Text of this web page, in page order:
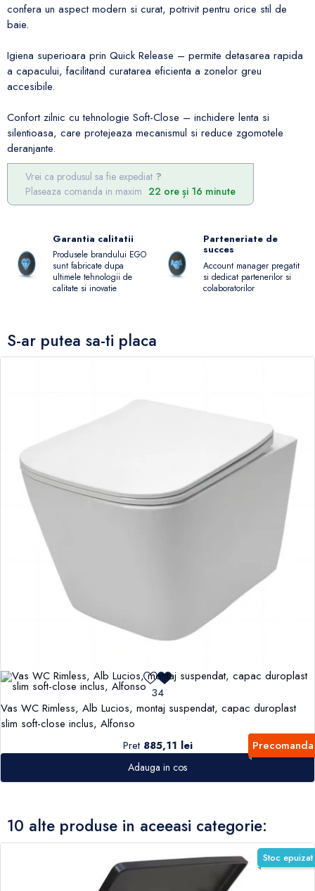
confera un aspect modern si curat, potrivit pentru orice stil de
baie.
Igiena superioara prin Quick Release – permite detasarea rapida
a capacului, facilitand curatarea eficienta a zonelor greu
accesibile.
Confort zilnic cu tehnologie Soft-Close – inchidere lenta si
silentioasa, care protejeaza mecanismul si reduce zgomotele
deranjante.
Vrei ca produsul sa fie expediat
Plaseaza comanda in maxim 22 ore și 16 minute
Garantia calitatii
Produsele brandului EGO
sunt fabricate dupa
ultimele tehnologii de
calitate si inovatie
Parteneriate de
succes
Account manager pregatit
si dedicat partenerilor si
colaboratorilor
S-ar putea sa-ti placa
34
Precomanda
Vas WC Rimless, Alb Lucios, montaj suspendat, capac duroplast
slim soft-close inclus, Alfonso
Pret 885,11 lei
Adauga in cos
10 alte produse in aceeasi categorie:
Stoc epuizat